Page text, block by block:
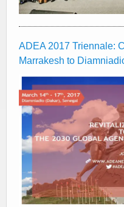
ADEA 2017 Triennale:
Marrakesh to